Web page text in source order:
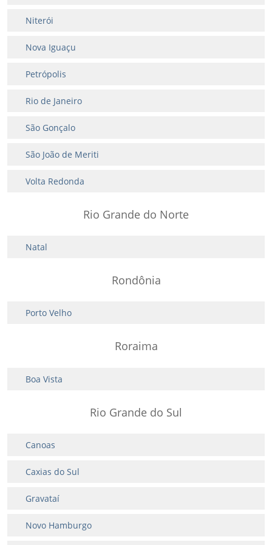
Niterói
Nova Iguaçu
Petrópolis
Rio de Janeiro
São Gonçalo
São João de Meriti
Volta Redonda
Rio Grande do Norte
Natal
Rondônia
Porto Velho
Roraima
Boa Vista
Rio Grande do Sul
Canoas
Caxias do Sul
Gravataí
Novo Hamburgo